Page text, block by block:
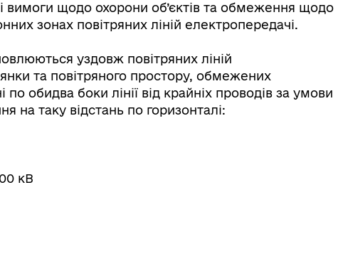
вимоги щодо охорони об’єктів та обмеження щодо
зонах повітряних ліній електропередачі.
уздовж повітряних ліній
та повітряного простору, обмежених
обидва боки лінії від крайніх проводів за умови
на таку відстань по горизонталі:
кВ